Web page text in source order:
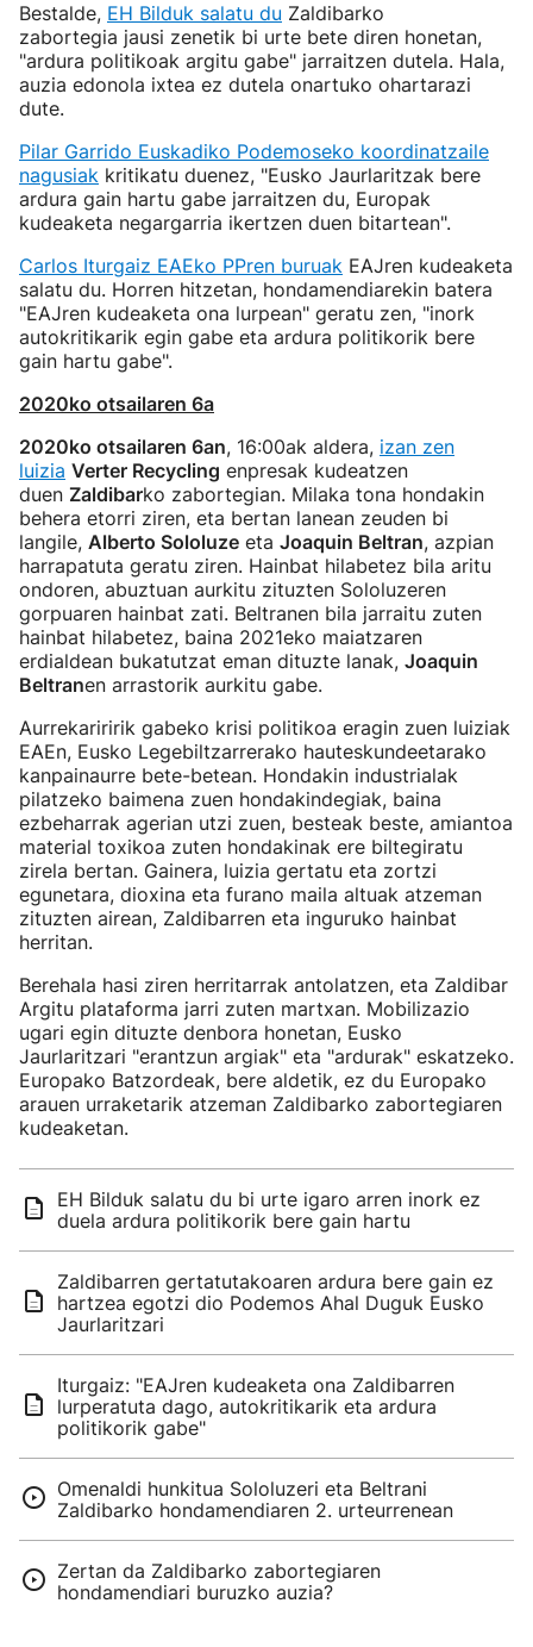
Bestalde, EH Bilduk salatu du Zaldibarko
zabortegia jausi zenetik bi urte bete diren honetan,
"ardura politikoak argitu gabe" jarraitzen dutela. Hala,
auzia edonola ixtea ez dutela onartuko ohartarazi
dute.
Pilar Garrido Euskadiko Podemoseko koordinatzaile
nagusiak kritikatu duenez, "Eusko Jaurlaritzak bere
ardura gain hartu gabe jarraitzen du, Europak
kudeaketa negargarria ikertzen duen bitartean".
Carlos Iturgaiz EAEko PPren buruak EAJren kudeaketa
salatu du. Horren hitzetan, hondamendiarekin batera
"EAJren kudeaketa ona lurpean" geratu zen, "inork
autokritikarik egin gabe eta ardura politikorik bere
gain hartu gabe".
2020ko otsailaren 6a
2020ko otsailaren 6an, 16:00ak aldera, izan zen
luizia Verter Recycling enpresak kudeatzen
duen Zaldibarko zabortegian. Milaka tona hondakin
behera etorri ziren, eta bertan lanean zeuden bi
langile, Alberto Sololuze eta Joaquin Beltran, azpian
harrapatuta geratu ziren. Hainbat hilabetez bila aritu
ondoren, abuztuan aurkitu zituzten Sololuzeren
gorpuaren hainbat zati. Beltranen bila jarraitu zuten
hainbat hilabetez, baina 2021eko maiatzaren
erdialdean bukatutzat eman dituzte lanak, Joaquin
Beltranen arrastorik aurkitu gabe.
Aurrekariririk gabeko krisi politikoa eragin zuen luiziak
EAEn, Eusko Legebiltzarrerako hauteskundeetarako
kanpainaurre bete-betean. Hondakin industrialak
pilatzeko baimena zuen hondakindegiak, baina
ezbeharrak agerian utzi zuen, besteak beste, amiantoa
material toxikoa zuten hondakinak ere biltegiratu
zirela bertan. Gainera, luizia gertatu eta zortzi
egunetara, dioxina eta furano maila altuak atzeman
zituzten airean, Zaldibarren eta inguruko hainbat
herritan.
Berehala hasi ziren herritarrak antolatzen, eta Zaldibar
Argitu plataforma jarri zuten martxan. Mobilizazio
ugari egin dituzte denbora honetan, Eusko
Jaurlaritzari "erantzun argiak" eta "ardurak" eskatzeko.
Europako Batzordeak, bere aldetik, ez du Europako
arauen urraketarik atzeman Zaldibarko zabortegiaren
kudeaketan.
EH Bilduk salatu du bi urte igaro arren inork ez
duela ardura politikorik bere gain hartu
Zaldibarren gertatutakoaren ardura bere gain ez
hartzea egotzi dio Podemos Ahal Duguk Eusko
Jaurlaritzari
Iturgaiz: "EAJren kudeaketa ona Zaldibarren
lurperatuta dago, autokritikarik eta ardura
politikorik gabe"
Omenaldi hunkitua Sololuzeri eta Beltrani
Zaldibarko hondamendiaren 2. urteurrenean
Zertan da Zaldibarko zabortegiaren
hondamendiari buruzko auzia?